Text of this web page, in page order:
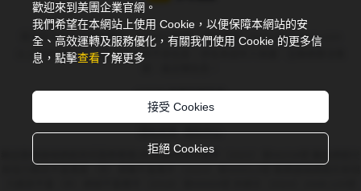
歡迎來到美團企業官網。
我們希望在本網站上使用 Cookie，以便保障本網站的安
全、高效運轉及服務優化，有關我們使用 Cookie 的更多信
息，點擊查看了解更多
接受 Cookies
拒絕 Cookies
違法和不良信息投訴電話：4006018900，投訴郵箱：tousu@meituan.com
以上渠道可投訴：互聯網違法和不良信息，涉及未成年人保護、互聯網算法推
©2026 美團版權所有
京公網安備 11000002002052號
隱私政策 規則中心
藥品醫療器械網絡資訊服務備案(京)網藥械資訊備字（2022）第00228號 藥品網絡交